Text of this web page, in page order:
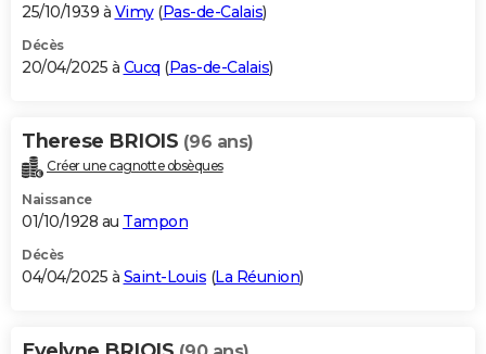
25/10/1939 à Vimy(Pas-de-Calais)
Décès
20/04/2025 à Cucq (Pas-de-Calais)
Therese BRIOIS (96 ans)
Créer une cagnotte obsèques
Naissance
01/10/1928 au Tampon
Décès
04/04/2025 à Saint-Louis (La Réunion)